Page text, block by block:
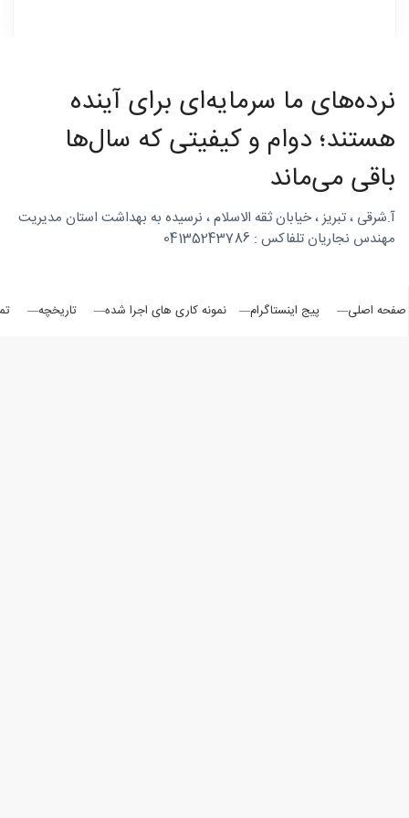
چوبی
منبت
نرده‌های ما سرمایه‌ای برای آینده
هستند؛ دوام و کیفیتی که سال‌ها
باقی می‌ماند
آ.شرقی ، تبریز ، خیابان ثقه الاسلام ، نرسیده به بهداشت استان مدیریت
مهندس نجاریان تلفاکس : 04135243786
صفحه اصلی پیج اینستاگرام نمونه کاری های اجرا شده تاریخچه